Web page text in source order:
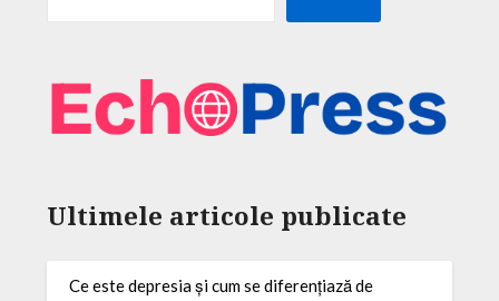
Ultimele articole publicate
Ce este depresia și cum se diferențiază de